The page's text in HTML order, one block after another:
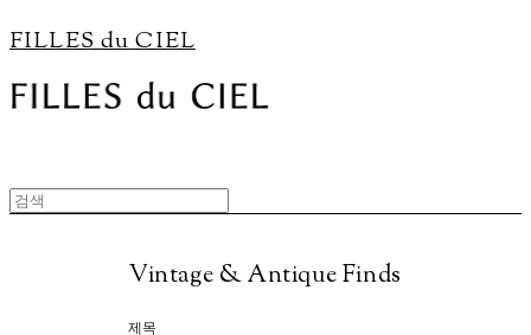
FILLES du CIEL
Vintage & Antique Finds
제목